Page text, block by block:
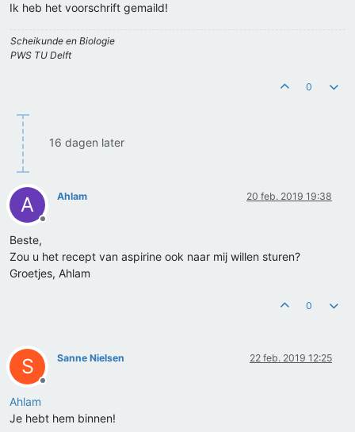
Ik heb het voorschrift gemaild!
Scheikunde en Biologie
PWS TU Delft
0
16 dagen later
A
Offline
Ahlam 20 feb. 2019 19:38
Beste,
Zou u het recept van aspirine ook naar mij willen sturen?
Groetjes, Ahlam
0
S
Offline
Sanne Nielsen 22 feb. 2019 12:25
Ahlam
Je hebt hem binnen!